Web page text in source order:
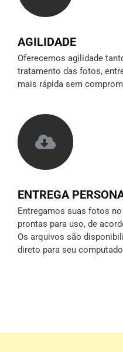
AGILIDADE
Oferecemos agilidade
tratamento das fotos,
mais rápida sem
ENTREGA
Entregamos suas fotos
prontas para uso, de
Os arquivos são
direto para seu